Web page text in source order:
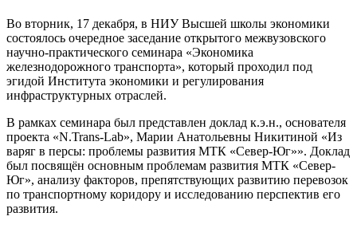
Во вторник, 17 декабря, в НИУ Высшей школы экономики
состоялось очередное заседание открытого межвузовского
научно-практического семинара «Экономика
железнодорожного транспорта», который проходил под
эгидой Института экономики и регулирования
инфраструктурных отраслей.
В рамках семинара был представлен доклад к.э.н., основателя
проекта «N.Trans-Lab», Марии Анатольевны Никитиной «Из
варяг в персы: проблемы развития МТК «Север-Юг»». Доклад
был посвящён основным проблемам развития МТК «Север-
Юг», анализу факторов, препятствующих развитию перевозок
по транспортному коридору и исследованию перспектив его
развития.